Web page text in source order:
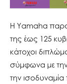
Η Yamaha
της έως 125
κάτοχοι
σύμφωνα με
την